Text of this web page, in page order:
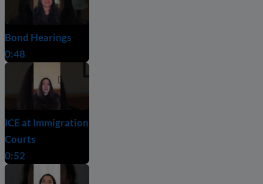
Bond Hearings
0:48
ICE at Immigration
Courts
0:52